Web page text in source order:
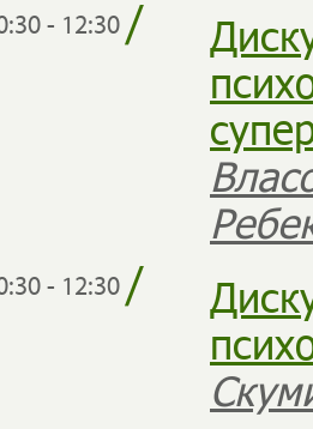
- 12:30/
- 12:30/